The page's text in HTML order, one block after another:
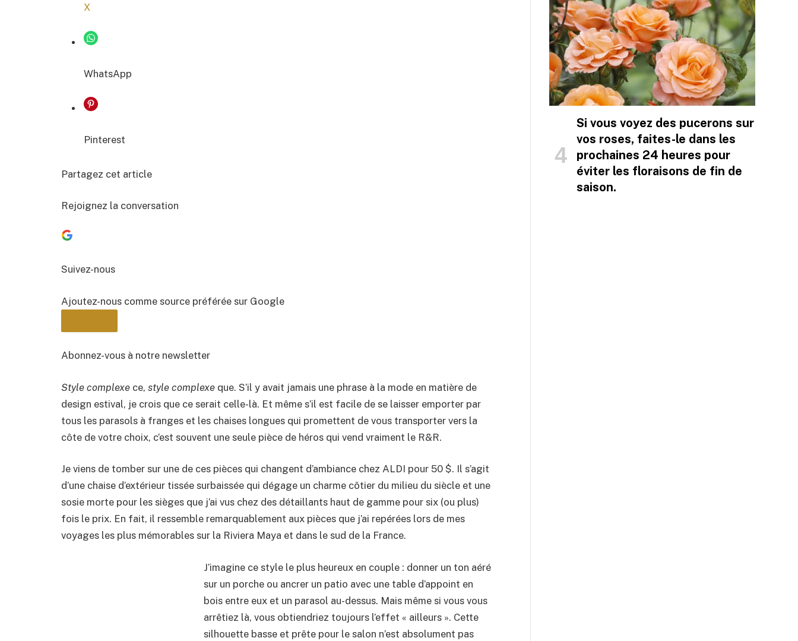
X
WhatsApp
Pinterest
Partagez cet article
Rejoignez la conversation
Suivez-nous
Ajoutez-nous comme source préférée sur Google
BULLETIN
Abonnez-vous à notre newsletter
Style complexe ce, style complexe que. S’il y avait jamais une phrase à la mode en matière de
design estival, je crois que ce serait celle-là. Et même s’il est facile de se laisser emporter par
tous les parasols à franges et les chaises longues qui promettent de vous transporter vers la
côte de votre choix, c’est souvent une seule pièce de héros qui vend vraiment le R&R.
Je viens de tomber sur une de ces pièces qui changent d’ambiance chez ALDI pour 50 $. Il s’agit
d’une chaise d’extérieur tissée surbaissée qui dégage un charme côtier du milieu du siècle et une
sosie morte pour les sièges que j’ai vus chez des détaillants haut de gamme pour six (ou plus)
fois le prix. En fait, il ressemble remarquablement aux pièces que j’ai repérées lors de mes
voyages les plus mémorables sur la Riviera Maya et dans le sud de la France.
J’imagine ce style le plus heureux en couple : donner un ton aéré
sur un porche ou ancrer un patio avec une table d’appoint en
bois entre eux et un parasol au-dessus. Mais même si vous vous
arrêtiez là, vous obtiendriez toujours l’effet « ailleurs ». Cette
silhouette basse et prête pour le salon n’est absolument pas
Si vous voyez des pucerons sur
vos roses, faites-le dans les
prochaines 24 heures pour
éviter les floraisons de fin de
saison.